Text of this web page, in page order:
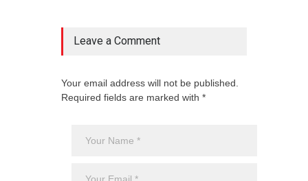
Leave a Comment
Your email address will not be published.
Required fields are marked with *